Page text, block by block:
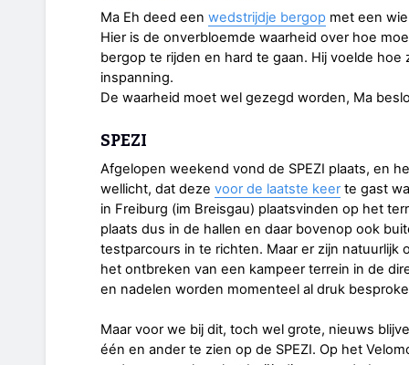
Ma Eh deed een wedstrijdje bergop met een
Hier is de onverbloemde waarheid over hoe
bergop te rijden en hard te gaan. Hij voelde
inspanning.
De waarheid moet wel gezegd worden, Ma
SPEZI
Afgelopen weekend vond de SPEZI plaats, en
wellicht, dat deze voor de laatste keer te gast
in Freiburg (im Breisgau) plaatsvinden op het
plaats dus in de hallen en daar bovenop ook
testparcours in te richten. Maar er zijn natuurlijk
het ontbreken van een kampeer terrein in de
en nadelen worden momenteel al druk
Maar voor we bij dit, toch wel grote, nieuws
één en ander te zien op de SPEZI. Op het